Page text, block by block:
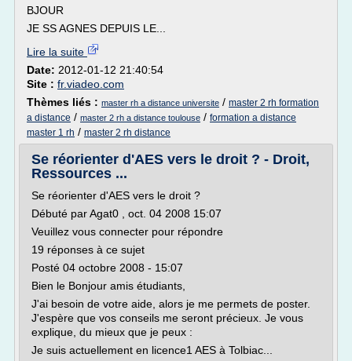
BJOUR
JE SS AGNES DEPUIS LE...
Lire la suite
Date: 2012-01-12 21:40:54
Site : fr.viadeo.com
Thèmes liés : master rh a distance universite / master 2 rh formation
a distance / master 2 rh a distance toulouse / formation a distance
master 1 rh / master 2 rh distance
Se réorienter d'AES vers le droit ? - Droit,
Ressources ...
Se réorienter d'AES vers le droit ?
Débuté par Agat0 , oct. 04 2008 15:07
Veuillez vous connecter pour répondre
19 réponses à ce sujet
Posté 04 octobre 2008 - 15:07
Bien le Bonjour amis étudiants,
J'ai besoin de votre aide, alors je me permets de poster.
J'espère que vos conseils me seront précieux. Je vous
explique, du mieux que je peux :
Je suis actuellement en licence1 AES à Tolbiac...